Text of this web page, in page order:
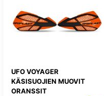
UFO VOYAGER
KÄSISUOJIEN MUOVIT
ORANSSIT